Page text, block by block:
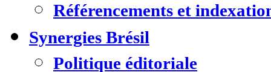
Référencements et
Synergies Brésil
Politique éditoriale